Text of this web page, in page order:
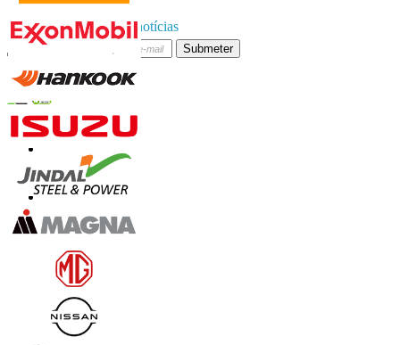
Subscrever boletim de notícias
Submeter
Confie on-line
Contate-nos